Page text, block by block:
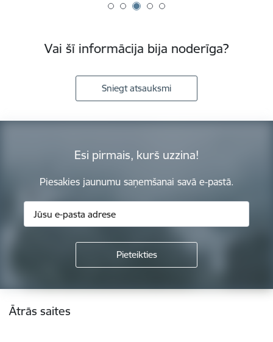
Vai šī informācija bija noderīga?
Sniegt atsauksmi
Esi pirmais, kurš uzzina!
Piesakies jaunumu saņemšanai savā e-pastā.
Kājene
Ātrās saites